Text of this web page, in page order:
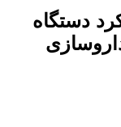
دستگاه